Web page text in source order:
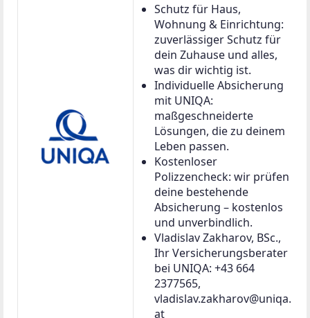
Schutz für Haus,
Wohnung & Einrichtung:
zuverlässiger Schutz für
dein Zuhause und alles,
was dir wichtig ist.
Individuelle Absicherung
mit UNIQA:
maßgeschneiderte
Lösungen, die zu deinem
Leben passen.
Kostenloser
Polizzencheck: wir prüfen
deine bestehende
Absicherung – kostenlos
und unverbindlich.
Vladislav Zakharov, BSc.,
Ihr Versicherungsberater
bei UNIQA: +43 664
2377565,
vladislav.zakharov@uniqa.
at